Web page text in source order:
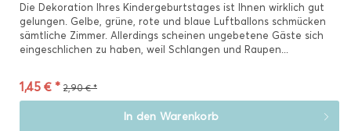
Die Dekoration Ihres Kindergeburtstages ist Ihnen wirklich gut
gelungen. Gelbe, grüne, rote und blaue Luftballons schmücken
sämtliche Zimmer. Allerdings scheinen ungebetene Gäste sich
eingeschlichen zu haben, weil Schlangen und Raupen...
1,45 € * 2,90 € *
In den Warenkorb